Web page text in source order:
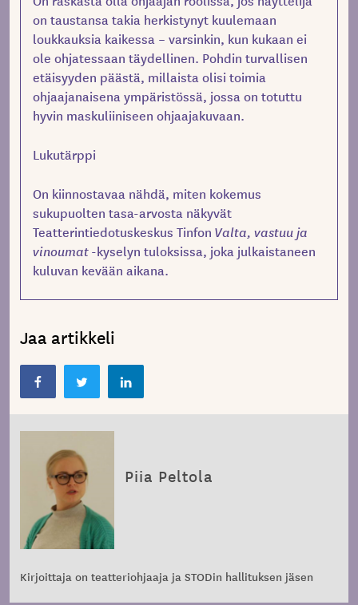
on taustansa takia herkistynyt kuulemaan
loukkauksia kaikessa – varsinkin, kun kukaan ei
ole ohjatessaan täydellinen. Pohdin turvallisen
etäisyyden päästä, millaista olisi toimia
ohjaajanaisena ympäristössä, jossa on totuttu
hyvin maskuliiniseen ohjaajakuvaan.
Lukutärppi
On kiinnostavaa nähdä, miten kokemus
sukupuolten tasa-arvosta näkyvät
Teatterintiedotuskeskus Tinfon Valta, vastuu ja
vinoumat-kyselyn tuloksissa, joka julkaistaneen
kuluvan kevään aikana.
Jaa artikkeli
Piia Peltola
Kirjoittaja on teatteriohjaaja ja STODin hallituksen jäsen